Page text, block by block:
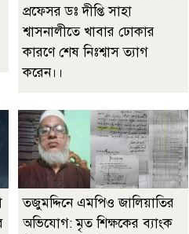
প্রফেসর ডঃ দীপ্তি সাহা
শ্বাসনালীতে খাবার ঢোকার
কারণে শেষ নিঃশ্বাস ত্যাগ
করেন।।
তজুমদ্দিনে এমপিও জালিয়াতির
অভিযোগ: মৃত শিক্ষকের ব্যাংক